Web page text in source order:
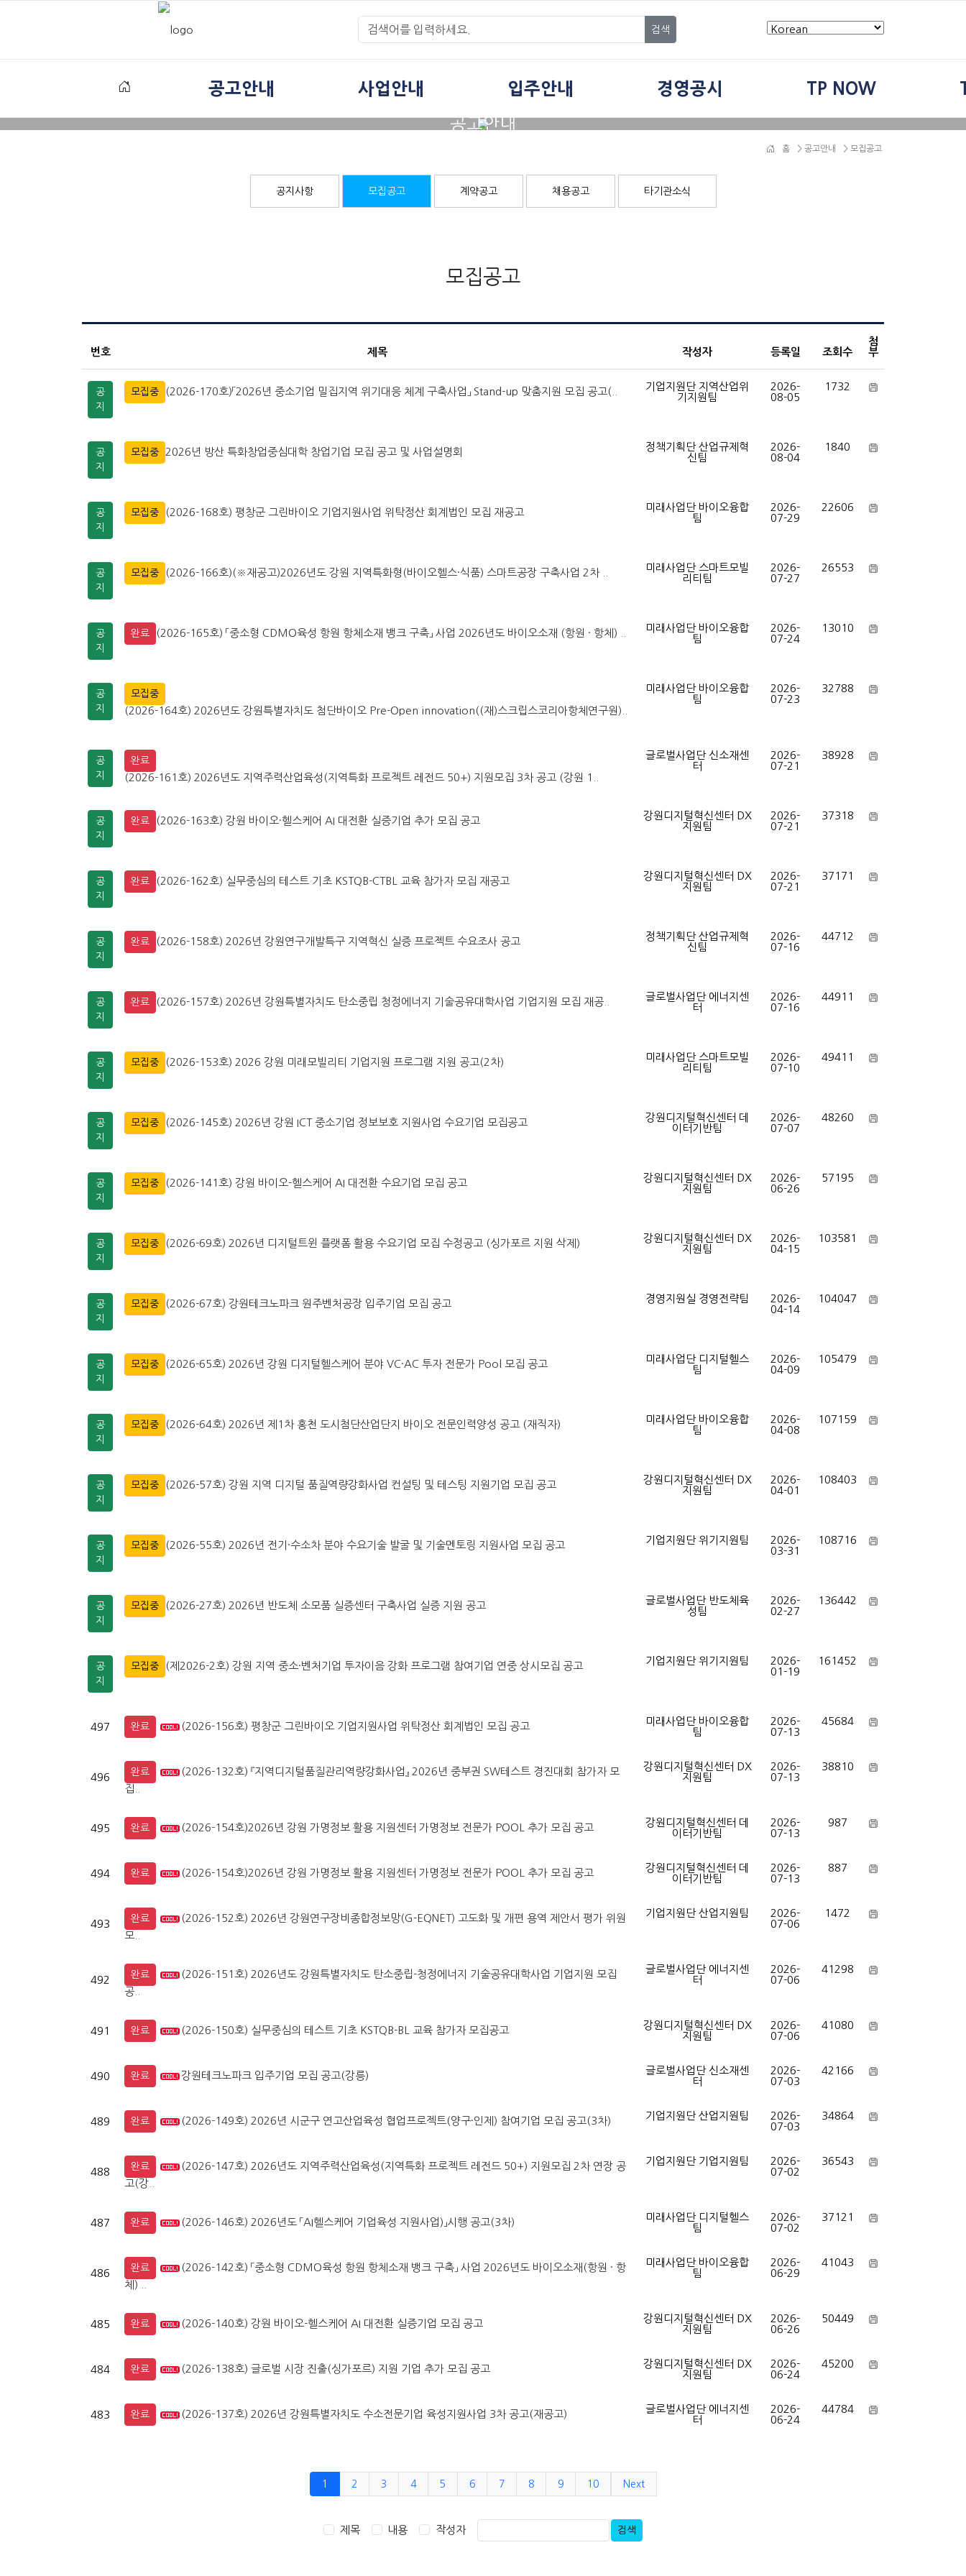
검색
공고안내 사업안내 입주안내 경영공시 TP NOW
공고안내
> 모집공고
> 공고안내
홈
공지사항 모집공고 계약공고 채용공고 타기관소식
모집공고
번호 제목 작성자 등록일 조회수
첨
부
공
지
모집중 (2026-170호)「2026년 중소기업 밀집지역 위기대응 체계 구축사업」 Stand-up 맞춤지원 모집 공고(..
기업지원단 지역산업위
기지원팀
2026-
08-05
1732
공
지
모집중 2026년 방산 특화창업중심대학 창업기업 모집 공고 및 사업설명회
정책기획단 산업규제혁
신팀
2026-
08-04
1840
공
지
모집중 (2026-168호) 평창군 그린바이오 기업지원사업 위탁정산 회계법인 모집 재공고
미래사업단 바이오융합
팀
2026-
07-29
22606
공
지
모집중 (2026-166호)(※재공고)2026년도 강원 지역특화형(바이오헬스·식품) 스마트공장 구축사업 2차 ..
미래사업단 스마트모빌
리티팀
2026-
07-27
26553
공
지
완료 (2026-165호) 「중소형 CDMO육성 항원 항체소재 뱅크 구축」 사업 2026년도 바이오소재 (항원 · 항체) ..
미래사업단 바이오융합
팀
2026-
07-24
13010
공
지
모집중
(2026-164호) 2026년도 강원특별자치도 첨단바이오 Pre-Open innovation((재)스크립스코리아항체연구원)..
미래사업단 바이오융합
팀
2026-
07-23
32788
공
지
완료
(2026-161호) 2026년도 지역주력산업육성(지역특화 프로젝트 레전드 50+) 지원모집 3차 공고 (강원 1..
글로벌사업단 신소재센
터
2026-
07-21
38928
공
지
완료 (2026-163호) 강원 바이오·헬스케어 AI 대전환 실증기업 추가 모집 공고
강원디지털혁신센터 DX
지원팀
2026-
07-21
37318
공
지
완료 (2026-162호) 실무중심의 테스트 기초 KSTQB-CTBL 교육 참가자 모집 재공고
강원디지털혁신센터 DX
지원팀
2026-
07-21
37171
공
지
완료 (2026-158호) 2026년 강원연구개발특구 지역혁신 실증 프로젝트 수요조사 공고
정책기획단 산업규제혁
신팀
2026-
07-16
44712
공
지
완료 (2026-157호) 2026년 강원특별자치도 탄소중립 청정에너지 기술공유대학사업 기업지원 모집 재공..
글로벌사업단 에너지센
터
2026-
07-16
44911
공
지
모집중 (2026-153호) 2026 강원 미래모빌리티 기업지원 프로그램 지원 공고(2차)
미래사업단 스마트모빌
리티팀
2026-
07-10
49411
공
지
모집중 (2026-145호) 2026년 강원 ICT 중소기업 정보보호 지원사업 수요기업 모집공고
강원디지털혁신센터 데
이터기반팀
2026-
07-07
48260
공
지
모집중 (2026-141호) 강원 바이오-헬스케어 AI 대전환 수요기업 모집 공고
강원디지털혁신센터 DX
지원팀
2026-
06-26
57195
공
지
모집중 (2026-69호) 2026년 디지털트윈 플랫폼 활용 수요기업 모집 수정공고 (싱가포르 지원 삭제)
강원디지털혁신센터 DX
지원팀
2026-
04-15
103581
공
지
모집중 (2026-67호) 강원테크노파크 원주벤처공장 입주기업 모집 공고 경영지원실 경영전략팀
2026-
04-14
104047
공
지
모집중 (2026-65호) 2026년 강원 디지털헬스케어 분야 VC·AC 투자 전문가 Pool 모집 공고
미래사업단 디지털헬스
팀
2026-
04-09
105479
공
지
모집중 (2026-64호) 2026년 제1차 홍천 도시첨단산업단지 바이오 전문인력양성 공고 (재직자)
미래사업단 바이오융합
팀
2026-
04-08
107159
공
지
모집중 (2026-57호) 강원 지역 디지털 품질역량강화사업 컨설팅 및 테스팅 지원기업 모집 공고
강원디지털혁신센터 DX
지원팀
2026-
04-01
108403
공
지
모집중 (2026-55호) 2026년 전기·수소차 분야 수요기술 발굴 및 기술멘토링 지원사업 모집 공고 기업지원단 위기지원팀
2026-
03-31
108716
공
지
모집중 (2026-27호) 2026년 반도체 소모품 실증센터 구축사업 실증 지원 공고
글로벌사업단 반도체육
성팀
2026-
02-27
136442
공
지
모집중 (제2026-2호) 강원 지역 중소·벤처기업 투자이음 강화 프로그램 참여기업 연중 상시모집 공고 기업지원단 위기지원팀
2026-
01-19
161452
497 완료 (2026-156호) 평창군 그린바이오 기업지원사업 위탁정산 회계법인 모집 공고
미래사업단 바이오융합
팀
2026-
07-13
45684
496 완료
(2026-132호) 『지역디지털품질관리역량강화사업』 2026년 중부권 SW테스트 경진대회 참가자 모
집..
강원디지털혁신센터 DX
지원팀
2026-
07-13
38810
495 완료 (2026-154호)2026년 강원 가명정보 활용 지원센터 가명정보 전문가 POOL 추가 모집 공고
강원디지털혁신센터 데
이터기반팀
2026-
07-13
987
494 완료 (2026-154호)2026년 강원 가명정보 활용 지원센터 가명정보 전문가 POOL 추가 모집 공고
강원디지털혁신센터 데
이터기반팀
2026-
07-13
887
493 완료
(2026-152호) 2026년 강원연구장비종합정보망(G-EQNET) 고도화 및 개편 용역 제안서 평가 위원
모..
기업지원단 산업지원팀
2026-
07-06
1472
492 완료
(2026-151호) 2026년도 강원특별자치도 탄소중립-청정에너지 기술공유대학사업 기업지원 모집
공..
글로벌사업단 에너지센
터
2026-
07-06
41298
491 완료 (2026-150호) 실무중심의 테스트 기초 KSTQB-BL 교육 참가자 모집공고
강원디지털혁신센터 DX
지원팀
2026-
07-06
41080
490 완료 강원테크노파크 입주기업 모집 공고(강릉)
글로벌사업단 신소재센
터
2026-
07-03
42166
489 완료 (2026-149호) 2026년 시군구 연고산업육성 협업프로젝트(양구·인제) 참여기업 모집 공고(3차) 기업지원단 산업지원팀
2026-
07-03
34864
488 완료
(2026-147호) 2026년도 지역주력산업육성(지역특화 프로젝트 레전드 50+) 지원모집 2차 연장 공
고(강..
기업지원단 기업지원팀
2026-
07-02
36543
487 완료 (2026-146호) 2026년도 「AI헬스케어 기업육성 지원사업)」시행 공고(3차)
미래사업단 디지털헬스
팀
2026-
07-02
37121
486 완료
(2026-142호) 「중소형 CDMO육성 항원 항체소재 뱅크 구축」 사업 2026년도 바이오소재(항원 · 항
체) ..
미래사업단 바이오융합
팀
2026-
06-29
41043
485 완료 (2026-140호) 강원 바이오-헬스케어 AI 대전환 실증기업 모집 공고
강원디지털혁신센터 DX
지원팀
2026-
06-26
50449
484 완료 (2026-138호) 글로벌 시장 진출(싱가포르) 지원 기업 추가 모집 공고
강원디지털혁신센터 DX
지원팀
2026-
06-24
45200
483 완료 (2026-137호) 2026년 강원특별자치도 수소전문기업 육성지원사업 3차 공고(재공고)
글로벌사업단 에너지센
터
2026-
06-24
44784
1 2 3 4 5 6 7 8 9 10 Next
제목 내용 작성자 검색